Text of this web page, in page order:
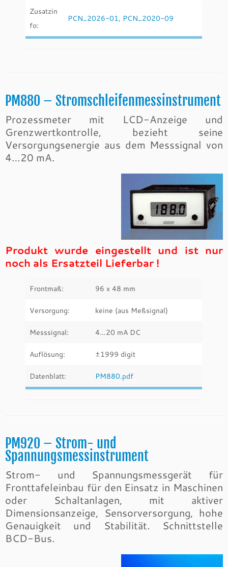
Zusatzin
fo:
PCN_2026-01, PCN_2020-09
PM880 – Stromschleifenmessinstrument
Prozessmeter mit LCD-Anzeige und
Grenzwertkontrolle, bezieht seine
Versorgungsenergie aus dem Messsignal von
4…20 mA.
Produkt wurde eingestellt und ist nur
noch als Ersatzteil Lieferbar !
Frontmaß: 96 x 48 mm
Versorgung: keine (aus Meßsignal)
Messsignal: 4…20 mA DC
Auflösung: ±1999 digit
Datenblatt: PM880.pdf
PM920 – Strom- und
Spannungsmessinstrument
Strom- und Spannungsmessgerät für
Fronttafeleinbau für den Einsatz in Maschinen
oder Schaltanlagen, mit aktiver
Dimensionsanzeige, Sensorversorgung, hohe
Genauigkeit und Stabilität. Schnittstelle
BCD-Bus.